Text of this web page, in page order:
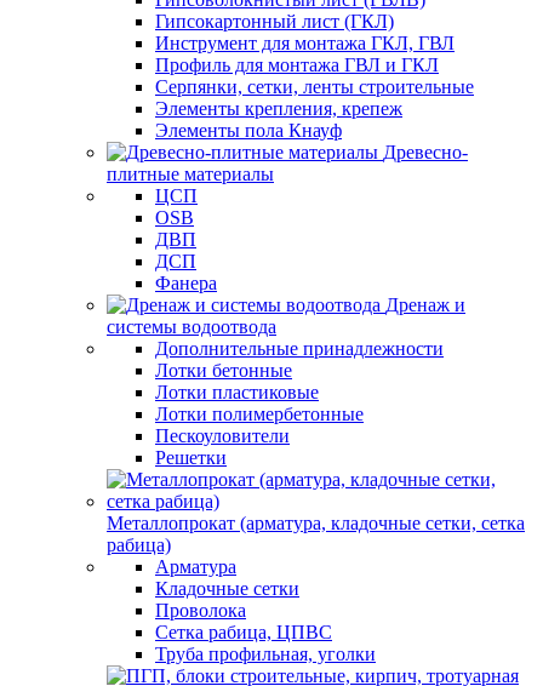
Гипсокартонный лист (ГКЛ)
Инструмент для монтажа ГКЛ, ГВЛ
Профиль для монтажа ГВЛ и ГКЛ
Серпянки, сетки, ленты строительные
Элементы крепления, крепеж
Элементы пола Кнауф
Древесно-
плитные материалы
ЦСП
OSB
ДВП
ДСП
Фанера
Дренаж и
системы водоотвода
Дополнительные принадлежности
Лотки бетонные
Лотки пластиковые
Лотки полимербетонные
Пескоуловители
Решетки
Металлопрокат (арматура, кладочные сетки, сетка
рабица)
Арматура
Кладочные сетки
Проволока
Сетка рабица, ЦПВС
Труба профильная, уголки